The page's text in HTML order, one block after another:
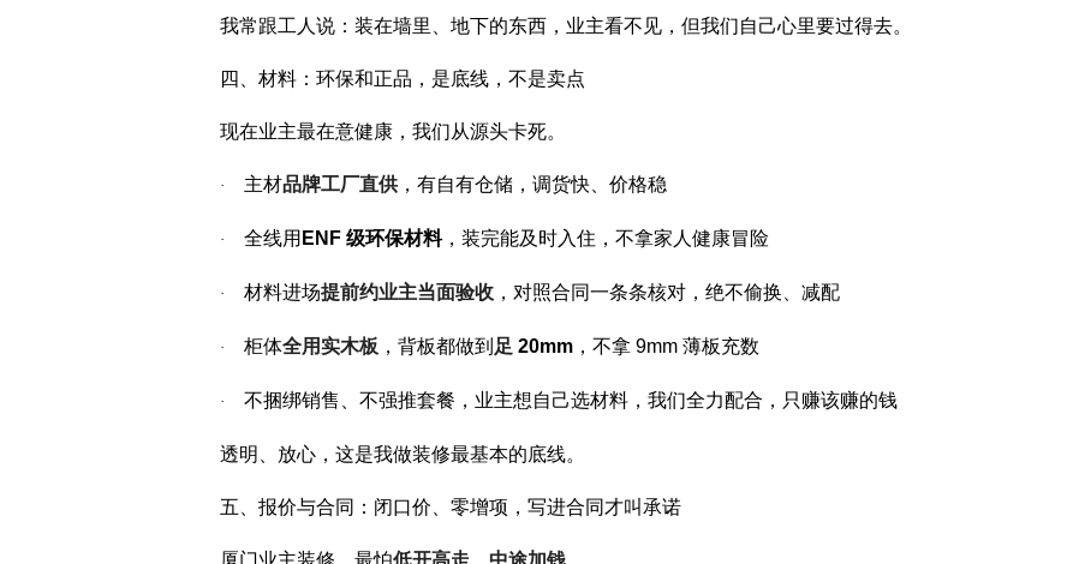
我常跟工人说：装在墙里、地下的东西，业主看不见，但我们自己心里要过得去。
四、材料：环保和正品，是底线，不是卖点
现在业主最在意健康，我们从源头卡死。
· 主材品牌工厂直供 ，有自有仓储，调货快、价格稳
· 全线用 ENF 级环保材料，装完能及时入住，不拿家人健康冒险
· 材料进场提前约业主当面验收 ，对照合同一条条核对，绝不偷换、减配
· 柜体全用实木板 ，背板都做到 足 20mm ，不拿 9mm 薄板充数
· 不捆绑销售、不强推套餐，业主想自己选材料，我们全力配合，只赚该赚的钱
透明、放心，这是我做装修最基本的底线。
五、报价与合同：闭口价、零增项，写进合同才叫承诺
厦门业主装修，最怕低开高走、中途加钱